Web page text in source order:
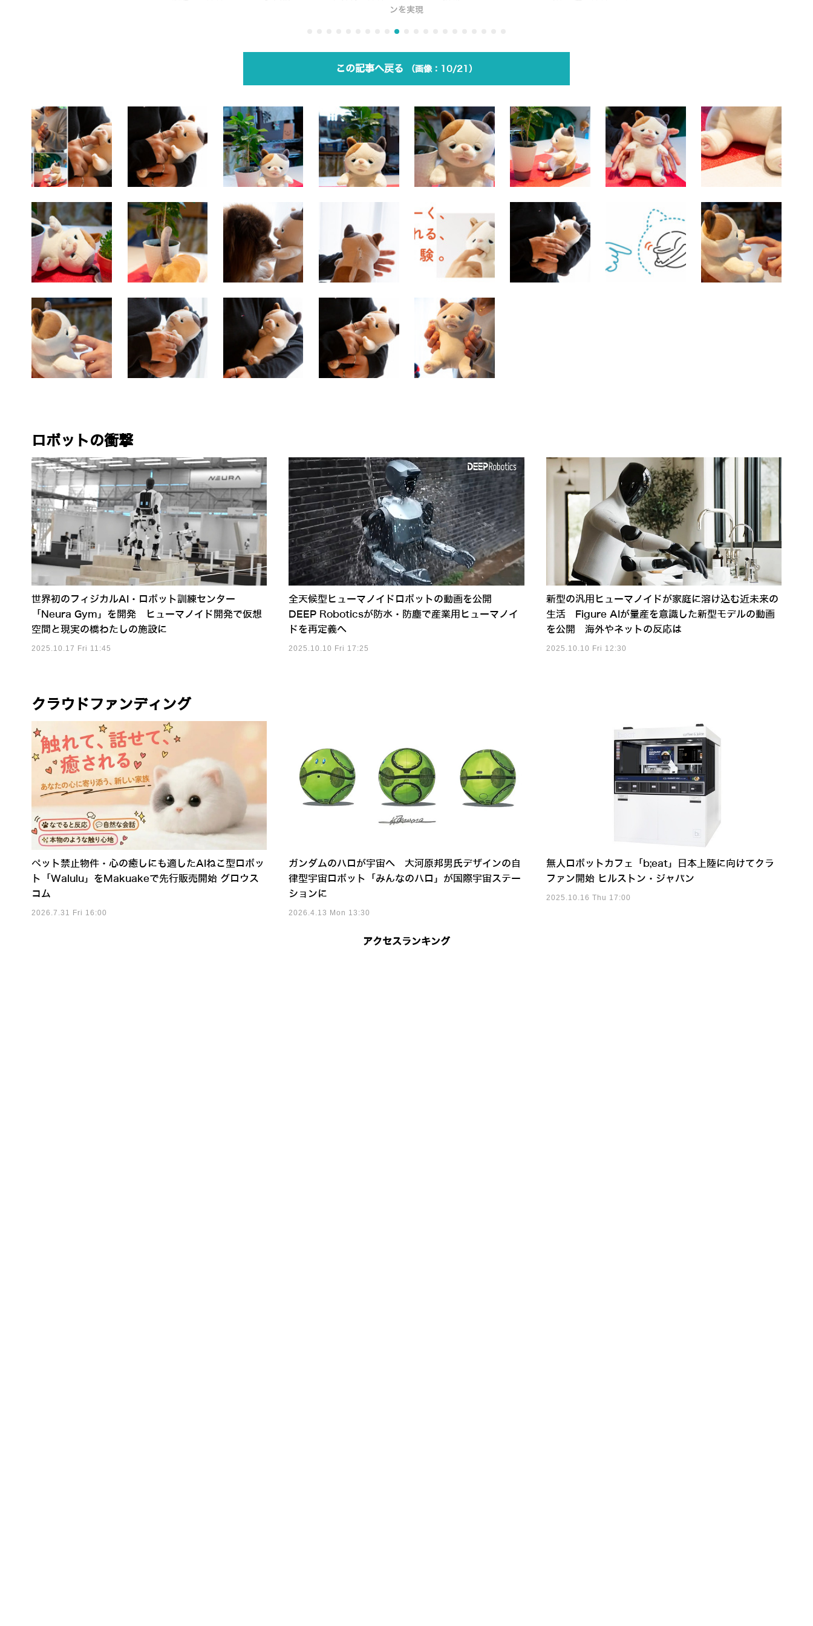
ンを実現
この記事へ戻る 10/21
ロボットの衝撃
世界初のフィジカルAI・ロボット訓練センター
「Neura Gym」を開発 ヒューマノイド開発で仮想
空間と現実の橋わたしの施設に
2025.10.17 Fri 11:45
全天候型ヒューマノイドロボットの動画を公開
DEEP Roboticsが防水・防塵で産業用ヒューマノイ
ドを再定義へ
2025.10.10 Fri 17:25
新型の汎用ヒューマノイドが家庭に溶け込む近未来の
生活 Figure AIが量産を意識した新型モデルの動画
を公開 海外やネットの反応は
2025.10.10 Fri 12:30
クラウドファンディング
ペット禁止物件・心の癒しにも適したAIねこ型ロボッ
ト「Walulu」をMakuakeで先行販売開始 グロウス
コム
2026.7.31 Fri 16:00
ガンダムのハロが宇宙へ 大河原邦男氏デザインの自
律型宇宙ロボット「みんなのハロ」が国際宇宙ステー
ションに
2026.4.13 Mon 13:30
無人ロボットカフェ「b;eat」日本上陸に向けてクラ
ファン開始 ヒルストン・ジャパン
2025.10.16 Thu 17:00
アクセスランキング